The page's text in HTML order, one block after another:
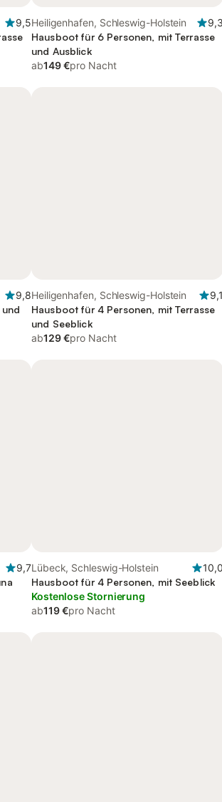
9,5Heiligenhafen, Schleswig-Holstein
9,3
Hausboot für 6 Personen, mit Terrasse
und Ausblick
ab149 €pro Nacht
9,8Heiligenhafen, Schleswig-Holstein
9,1
Hausboot für 4 Personen, mit Terrasse
und Seeblick
ab129 €pro Nacht
9,7Lübeck, Schleswig-Holstein
10,0
Hausboot für 4 Personen, mit Seeblick
Kostenlose Stornierung
ab119 €pro Nacht